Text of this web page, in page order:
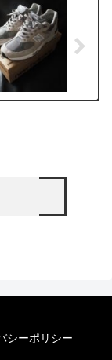
シーポリシー